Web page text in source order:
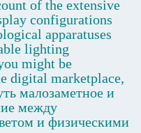
of the extensive
configurations
apparatuses
lighting
might be
digital marketplace,
малозаметное и
между
и физическими